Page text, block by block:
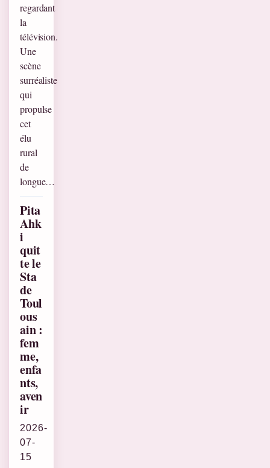
regardant
la
télévision.
Une
scène
surréaliste
qui
propulse
cet
élu
rural
de
longue…
Pita
Ahk
i
quit
te le
Sta
de
Toul
ous
ain :
fem
me,
enfa
nts,
aven
ir
2026-
07-
15